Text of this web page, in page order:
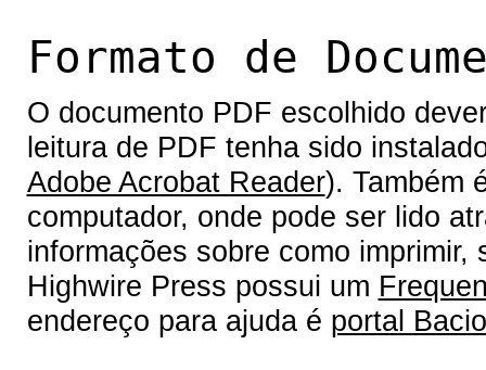
Formato de
O documento PDF escolhido
leitura de PDF tenha sido
Adobe Acrobat Reader). Também
computador, onde pode ser lido
informações sobre como
Highwire Press possui um
endereço para ajuda é portal